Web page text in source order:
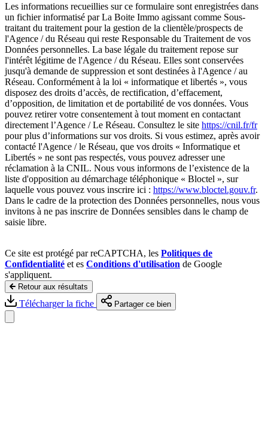
Les informations recueillies sur ce formulaire sont enregistrées dans
un fichier informatisé par La Boite Immo agissant comme Sous-
traitant du traitement pour la gestion de la clientèle/prospects de
l'Agence / du Réseau qui reste Responsable du Traitement de vos
Données personnelles. La base légale du traitement repose sur
l'intérêt légitime de l'Agence / du Réseau. Elles sont conservées
jusqu'à demande de suppression et sont destinées à l'Agence / au
Réseau. Conformément à la loi « informatique et libertés », vous
disposez des droits d’accès, de rectification, d’effacement,
d’opposition, de limitation et de portabilité de vos données. Vous
pouvez retirer votre consentement à tout moment en contactant
directement l’Agence / Le Réseau. Consultez le site https://cnil.fr/fr
pour plus d’informations sur vos droits. Si vous estimez, après avoir
contacté l'Agence / le Réseau, que vos droits « Informatique et
Libertés » ne sont pas respectés, vous pouvez adresser une
réclamation à la CNIL. Nous vous informons de l’existence de la
liste d'opposition au démarchage téléphonique « Bloctel », sur
laquelle vous pouvez vous inscrire ici : https://www.bloctel.gouv.fr.
Dans le cadre de la protection des Données personnelles, nous vous
invitons à ne pas inscrire de Données sensibles dans le champ de
saisie libre.
Ce site est protégé par reCAPTCHA, les Politiques de
Confidentialité et es Conditions d'utilisation de Google
s'appliquent.
Retour aux résultats
Télécharger la fiche Partager ce bien